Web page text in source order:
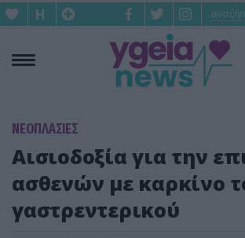
ΝΕΟΠΛΑΣΙΕΣ
Αισιοδοξία για την
ασθενών με καρκίνο
γαστρεντερικού